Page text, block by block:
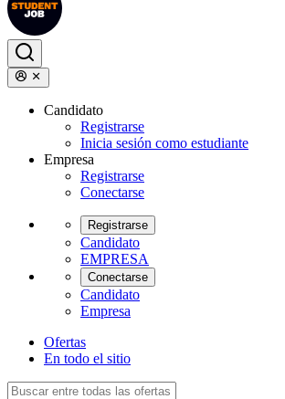
Candidato
Registrarse
Inicia sesión como estudiante
Empresa
Registrarse
Conectarse
Registrarse
Candidato
EMPRESA
Conectarse
Candidato
Empresa
Ofertas
En todo el sitio